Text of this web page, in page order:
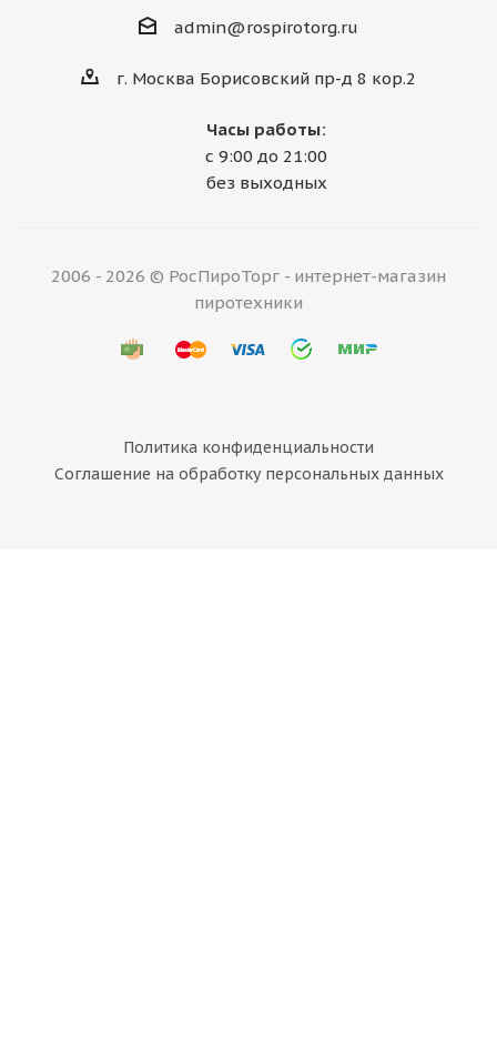
admin@rospirotorg.ru
г. Москва Борисовский пр-д 8 кор.2
Часы работы:
с 9:00 до 21:00
без выходных
2006 - 2026 © РосПироТорг - интернет-магазин
пиротехники
Политика конфиденциальности
Соглашение на обработку персональных данных